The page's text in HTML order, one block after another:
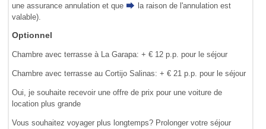
une assurance annulation et que
la raison de l'annulation est
valable).
Optionnel
Chambre avec terrasse à La Garapa: + € 12 p.p. pour le séjour
Chambre avec terrasse au Cortijo Salinas: + € 21 p.p. pour le séjour
Oui, je souhaite recevoir une offre de prix pour une voiture de
location plus grande
Vous souhaitez voyager plus longtemps? Prolonger votre séjour